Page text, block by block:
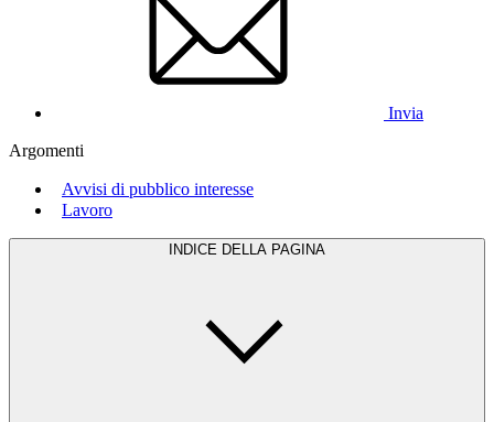
Invia
Argomenti
Avvisi di pubblico interesse
Lavoro
INDICE DELLA PAGINA